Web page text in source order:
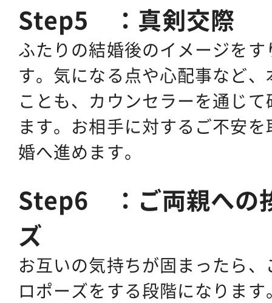
Step5 ：真剣交際
ふたりの結婚後のイメージを
す。気になる点や心配事など
ことも、カウンセラーを通じ
ます。お相手に対するご不安
婚へ進めます。
Step6 ：ご両親への
ズ
お互いの気持ちが固まったら
ロポーズをする段階になります